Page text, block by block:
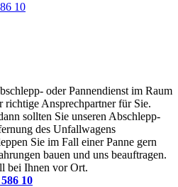
10
oder Pannendienst im Raum
Ansprechpartner für Sie.
sollten Sie unseren Abschlepp-
des Unfallwagens
Sie im Fall einer Panne gern
bauen und uns beauftragen.
bei Ihnen vor Ort.
10